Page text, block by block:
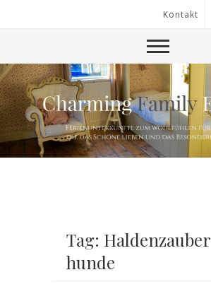
Kontakt
Tag: Haldenzauber
hunde